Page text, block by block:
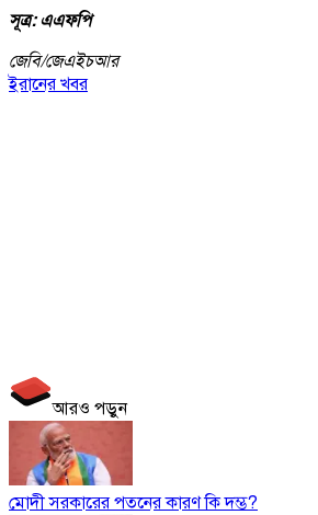
সূত্র: এএফপি
জেবি/জেএইচআর
ইরানের খবর
আরও পড়ুন
মোদী সরকারের পতনের কারণ কি দম্ভ?